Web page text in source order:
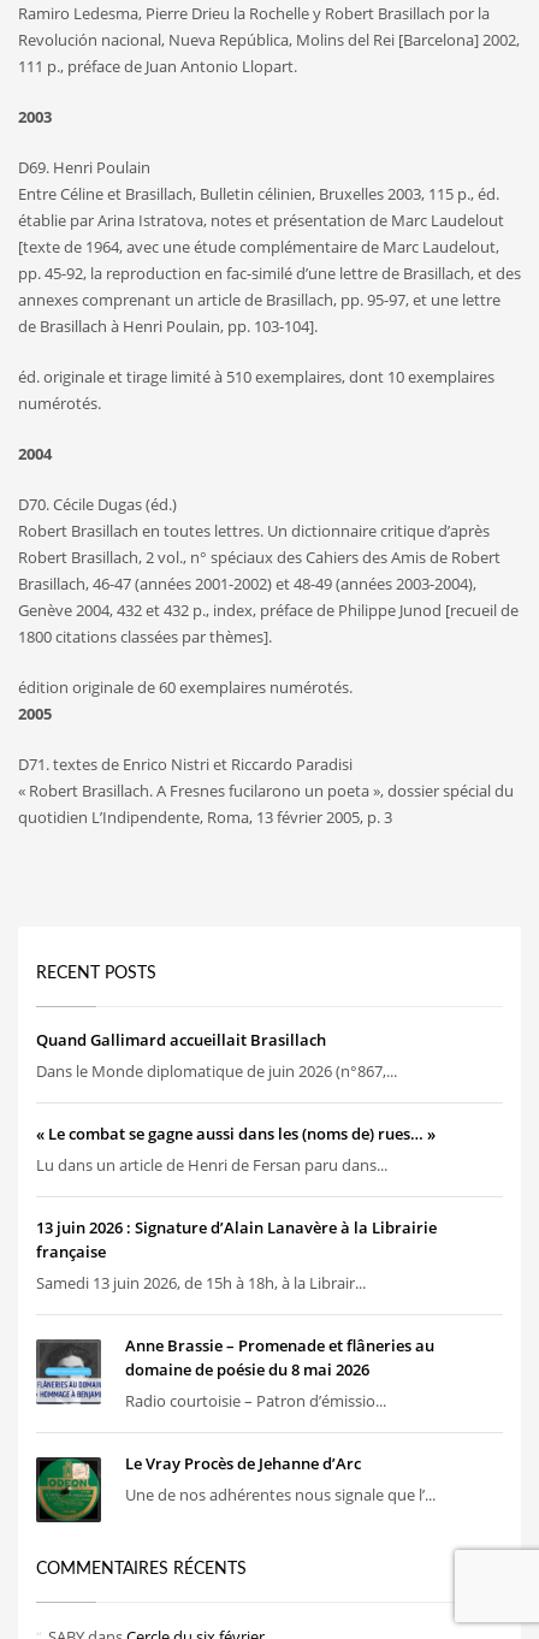
Ramiro Ledesma, Pierre Drieu la Rochelle y Robert Brasillach por la
Revolución nacional, Nueva República, Molins del Rei [Barcelona] 2002,
111 p., préface de Juan Antonio Llopart.
2003
D69. Henri Poulain
Entre Céline et Brasillach, Bulletin célinien, Bruxelles 2003, 115 p., éd.
établie par Arina Istratova, notes et présentation de Marc Laudelout
[texte de 1964, avec une étude complémentaire de Marc Laudelout,
pp. 45-92, la reproduction en fac-similé d’une lettre de Brasillach, et des
annexes comprenant un article de Brasillach, pp. 95-97, et une lettre
de Brasillach à Henri Poulain, pp. 103-104].
éd. originale et tirage limité à 510 exemplaires, dont 10 exemplaires
numérotés.
2004
D70. Cécile Dugas (éd.)
Robert Brasillach en toutes lettres. Un dictionnaire critique d’après
Robert Brasillach, 2 vol., n° spéciaux des Cahiers des Amis de Robert
Brasillach, 46-47 (années 2001-2002) et 48-49 (années 2003-2004),
Genève 2004, 432 et 432 p., index, préface de Philippe Junod [recueil de
1800 citations classées par thèmes].
édition originale de 60 exemplaires numérotés.
2005
D71. textes de Enrico Nistri et Riccardo Paradisi
« Robert Brasillach. A Fresnes fucilarono un poeta », dossier spécial du
quotidien L’Indipendente, Roma, 13 février 2005, p. 3
RECENT POSTS
Quand Gallimard accueillait Brasillach
Dans le Monde diplomatique de juin 2026 (n°867,...
« Le combat se gagne aussi dans les (noms de) rues… »
Lu dans un article de Henri de Fersan paru dans...
13 juin 2026 : Signature d’Alain Lanavère à la Librairie
française
Samedi 13 juin 2026, de 15h à 18h, à la Librair...
Anne Brassie – Promenade et flâneries au
domaine de poésie du 8 mai 2026
Radio courtoisie – Patron d’émissio...
Le Vray Procès de Jehanne d’Arc
Une de nos adhérentes nous signale que l’...
COMMENTAIRES RÉCENTS